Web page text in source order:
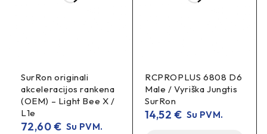
Montavimo patarimai
Išvalykitestebulės paviršių, naudokite
fiksatorių
SurRon originali
akceleracijos rankena
(OEM) – Light Bee X /
L1e
72,60€ Su PVM.
RCPROPLUS 6808 D6
Male / Vyriška Jungtis
SurRon
14,52€ Su PVM.